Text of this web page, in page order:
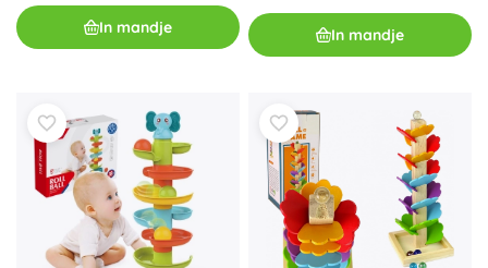
In mandje In mandje